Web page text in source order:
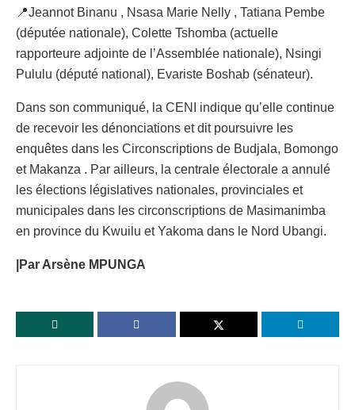
📍Jeannot Binanu , Nsasa Marie Nelly , Tatiana Pembe
(députée nationale), Colette Tshomba (actuelle
rapporteure adjointe de l’Assemblée nationale), Nsingi
Pululu (député national), Evariste Boshab (sénateur).
Dans son communiqué, la CENI indique qu’elle continue
de recevoir les dénonciations et dit poursuivre les
enquêtes dans les Circonscriptions de Budjala, Bomongo
et Makanza . Par ailleurs, la centrale électorale a annulé
les élections législatives nationales, provinciales et
municipales dans les circonscriptions de Masimanimba
en province du Kwuilu et Yakoma dans le Nord Ubangi.
|Par Arsène MPUNGA